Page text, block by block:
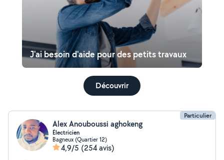
J'ai besoin d'aide pour des petits travaux
Découvrir
Particulier
Alex Anouboussi aghokeng
Électricien
Bagneux (Quartier 12)
4,9/5 (254 avis)